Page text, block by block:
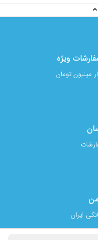
ویژه
میلیون تومان
ایران